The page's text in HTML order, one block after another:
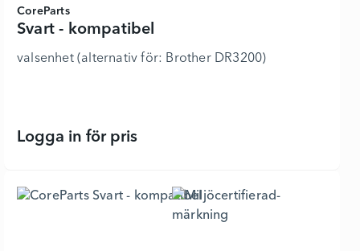
CoreParts
Svart - kompatibel
valsenhet (alternativ för: Brother DR3200)
Logga in för prisSvart - kompatibel - 6330761 - Lägg